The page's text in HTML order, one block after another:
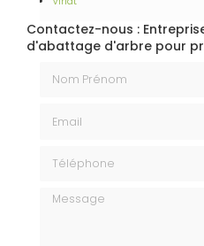
Contactez-nous :
d'abattage d'arbre pour
Message